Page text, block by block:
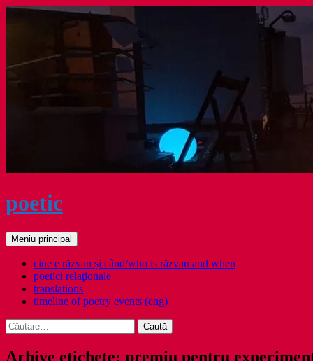
Sari
poetic
Caută
Meniu principal
cine e răzvan și când/who is răzvan and when
poetici relaţionale
translations
timeline of poetry events (eng)
Caută
după:
Arhive etichete: premiu pentru